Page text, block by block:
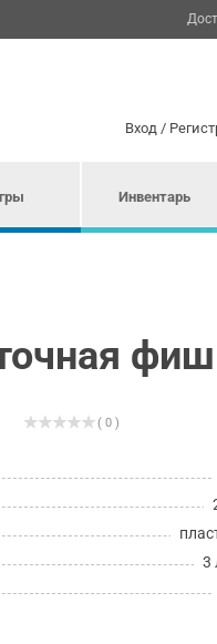
Вход/
Инвентарь
( 0 )
3